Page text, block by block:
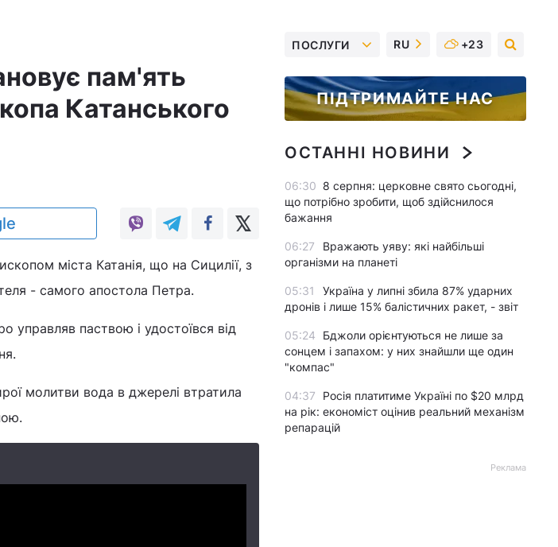
пам'ять
Катанського
міста Катанія, що на Сицилії, з
- самого апостола Петра.
управляв паствою і удостоївся від
молитви вода в джерелі втратила
ПОСЛУГИ RU +23
ПІДТРИМАЙТЕ НАС
ОСТАННІ НОВИНИ
06:30 8 серпня: церковне свято сьогодні,
що потрібно зробити, щоб здійснилося
бажання
06:27
Вражають уяву: які найбільші
організми на планеті
05:31
Україна у липні збила 87% ударних
дронів і лише 15% балістичних ракет, - звіт
05:24
Бджоли орієнтуються не лише за
сонцем і запахом: у них знайшли ще один
"компас"
04:37
Росія платитиме Україні по $20 млрд
на рік: економіст оцінив реальний механізм
репарацій
Реклама